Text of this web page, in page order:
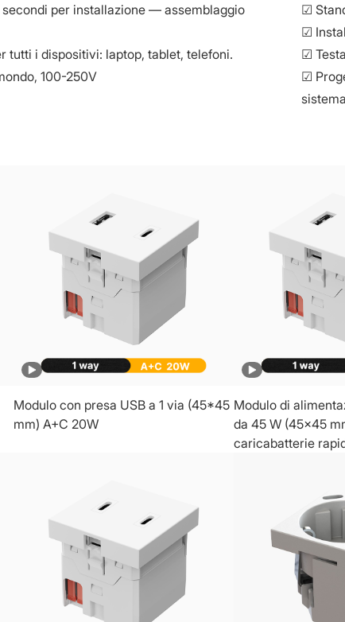
per installazione — assemblaggio
tutti i dispositivi: laptop, tablet, telefoni.
100-250V
☑
☑
☑
☑
Modulo con presa USB a 1 via (45*45
mm) A+C 20W
Modulo di
da 45 W (45x45
caricabatterie